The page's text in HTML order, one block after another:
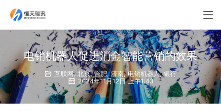
电销机器人促进消金智能营销的效果
互联网,北京,合肥,济南,电销机器人,银行
2024年11月12日 上午1:43